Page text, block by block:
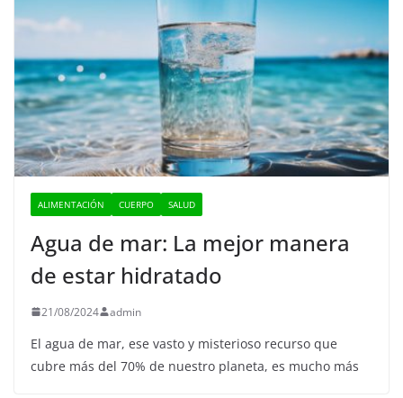
ALIMENTACIÓN CUERPO SALUD
Agua de mar: La mejor manera
de estar hidratado
21/08/2024 admin
El agua de mar, ese vasto y misterioso recurso que
cubre más del 70% de nuestro planeta, es mucho más